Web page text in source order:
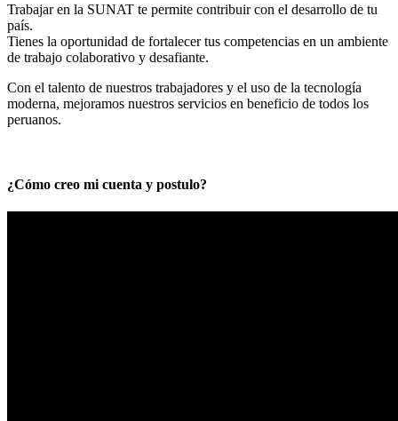
Trabajar en la SUNAT te permite contribuir con el desarrollo de tu
país.
Tienes la oportunidad de fortalecer tus competencias en un ambiente
de trabajo colaborativo y desafiante.
Con el talento de nuestros trabajadores y el uso de la tecnología
moderna, mejoramos nuestros servicios en beneficio de todos los
peruanos.
¿Cómo creo mi cuenta y postulo?